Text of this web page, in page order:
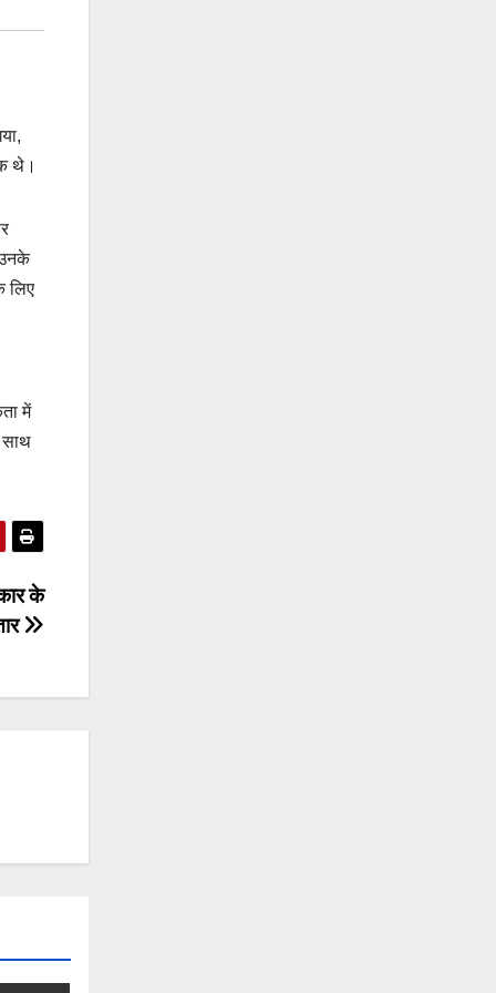
थे।
लिए
में
साथ
के